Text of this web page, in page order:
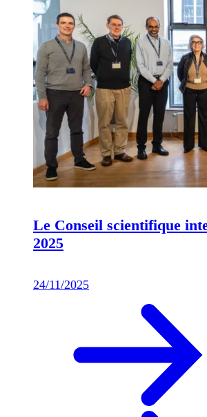
Le Conseil scientifique
2025
24/11/2025